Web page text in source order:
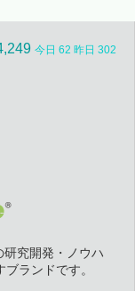
今日 62 昨日 302
究開発・ノウハ
ランドです。